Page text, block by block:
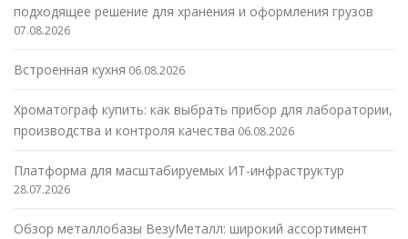
подходящее решение для хранения и оформления грузов
07.08.2026
Встроенная кухня 06.08.2026
Хроматограф купить: как выбрать прибор для лаборатории,
производства и контроля качества 06.08.2026
Платформа для масштабируемых ИТ-инфраструктур
28.07.2026
Обзор металлобазы ВезуМеталл: широкий ассортимент